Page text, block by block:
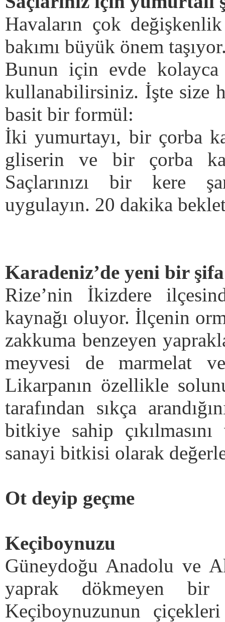
Havaların çok
bakımı büyük önem
Bunun için evde kolayca
kullanabilirsiniz. İşte size
basit bir formül:
İki yumurtayı, bir çorba
gliserin ve bir çorba
Saçlarınızı bir kere
uygulayın. 20 dakika
Karadeniz’de yeni bir
Rize’nin İkizdere
kaynağı oluyor. İlçenin
zakkuma benzeyen
meyvesi de marmelat
Likarpanın özellikle
tarafından sıkça
bitkiye sahip
sanayi bitkisi olarak
Ot deyip geçme
Keçiboynuzu
Güneydoğu Anadolu ve
yaprak dökmeyen
Keçiboynuzunun